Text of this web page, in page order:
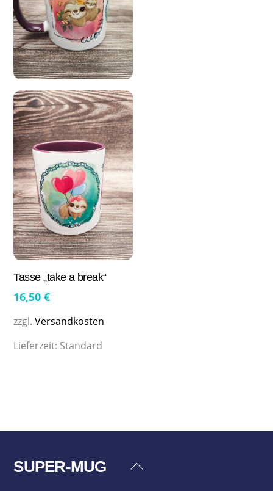
Tasse „take a break“
16,50€
zzgl.Versandkosten
Lieferzeit: Standard
Back
SUPER-MUG